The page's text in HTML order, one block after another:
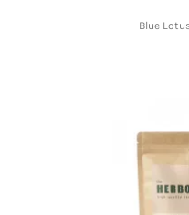
Blue